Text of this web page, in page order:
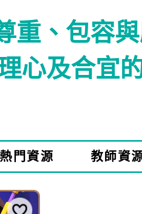
重、包容
心及合宜
熱門資源 教師資